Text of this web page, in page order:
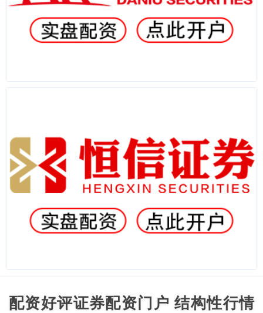
配资好评证券配资门户 结构性行情